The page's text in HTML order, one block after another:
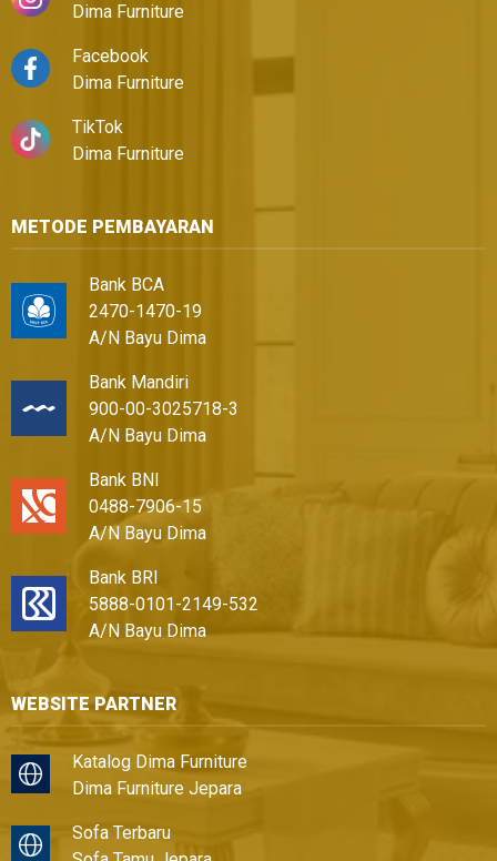
Dima Furniture
Facebook
Dima Furniture
TikTok
Dima Furniture
METODE PEMBAYARAN
Bank BCA
2470-1470-19
A/N Bayu Dima
Bank Mandiri
900-00-3025718-3
A/N Bayu Dima
Bank BNI
0488-7906-15
A/N Bayu Dima
Bank BRI
5888-0101-2149-532
A/N Bayu Dima
WEBSITE PARTNER
Katalog Dima Furniture
Dima Furniture Jepara
Sofa Terbaru